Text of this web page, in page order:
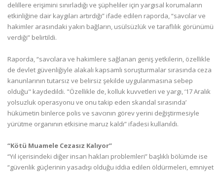
delillere erişimini sınırladığı ve şüpheliler için yargısal korumaların
etkinliğine dair kaygıları artırdığı” ifade edilen raporda, “savcılar ve
hakimler arasındaki yakın bağların, usülsüzlük ve taraflılık görünümü
verdiği” belirtildi.
Raporda, “savcılara ve hakimlere sağlanan geniş yetkilerin, özellikle
de devlet güvenliğiyle alakalı kapsamlı soruşturmalar sırasında ceza
kanunlarının tutarsız ve belirsiz şekilde uygulanmasına sebep
olduğu" kaydedildi. "Özellikle de, kolluk kuvvetleri ve yargı, ‘17 Aralık
yolsuzluk operasyonu ve onu takip eden skandal sırasında’
hükümetin binlerce polis ve savcının görev yerini değiştirmesiyle
yürütme organının etkisine maruz kaldı” ifadesi kullanıldı.
“Kötü Muamele Cezasız Kalıyor”
“Yıl içerisindeki diğer insan hakları problemleri” başlıklı bölümde ise
“güvenlik güçlerinin yasadışı olduğu iddia edilen öldürmeleri, emniyet